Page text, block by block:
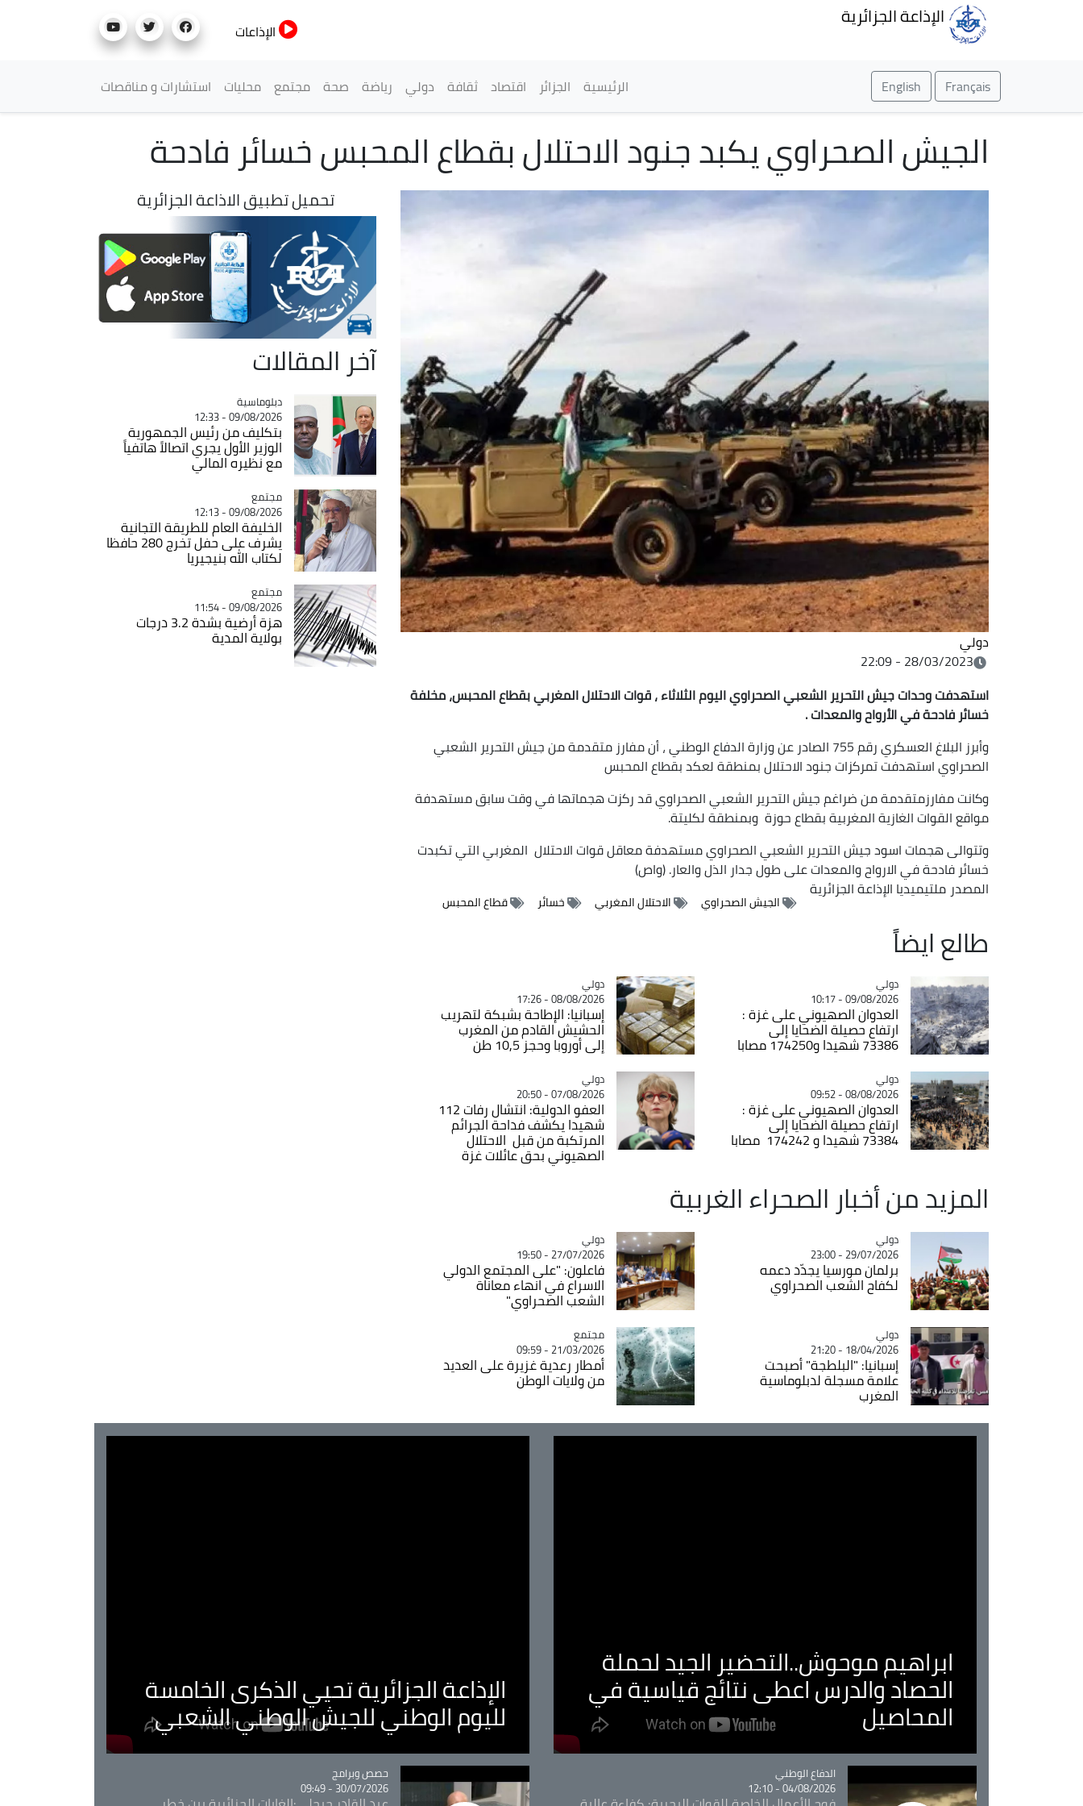
الإذاعة الجزائرية
الإذاعات
Français
English القائمة الرئيسية
الرئيسية الجزائر اقتصاد ثقافة دولي رياضة صحة مجتمع محليات استشارات و مناقصات
الجيش الصحراوي يكبد جنود الاحتلال بقطاع المحبس خسائر فادحة
دولي
28/03/2023 - 22:09
استهدفت وحدات جيش التحرير الشعبي الصحراوي اليوم الثلاثاء ، قوات الاحتلال المغربي بقطاع المحبس، مخلفة
خسائر فادحة في الأرواح والمعدات .
وأبرز البلاغ العسكري رقم 755 الصادر عن وزارة الدفاع الوطني ، أن مفارز متقدمة من جيش التحرير الشعبي
الصحراوي استهدفت تمركزات جنود الاحتلال بمنطقة لعكد بقطاع المحبس
وكانت مفارزمتقدمة من ضراغم جيش التحرير الشعبي الصحراوي قد ركزت هجماتها في وقت سابق مستهدفة
مواقع القوات الغازية المغربية بقطاع حوزة وبمنطقة لكليتة.
وتتوالى هجمات اسود جيش التحرير الشعبي الصحراوي مستهدفة معاقل قوات الاحتلال المغربي التي تكبدت
خسائر فادحة في الارواح والمعدات على طول جدار الذل والعار. (واص)
المصدر ملتيميديا الإذاعة الجزائرية
الجيش الصحراوي الاحتلال المغربي خسائر قطاع المحبس
طالع ايضاً
Catégorie
دولي
09/08/2026 - 10:17
العدوان الصهيوني على غزة :
ارتفاع حصيلة الضحايا إلى
73386 شهيدا و174250 مصابا
Catégorie
دولي
08/08/2026 - 17:26
إسبانيا: الإطاحة بشبكة لتهريب
الحشيش القادم من المغرب
إلى أوروبا وحجز 10,5 طن
Catégorie
دولي
08/08/2026 - 09:52
العدوان الصهيوني على غزة :
ارتفاع حصيلة الضحايا إلى
73384 شهيدا و 174242 مصابا
Catégorie
دولي
07/08/2026 - 20:50
العفو الدولية: انتشال رفات 112
شهيدا يكشف فداحة الجرائم
المرتكبة من قبل الاحتلال
الصهيوني بحق عائلات غزة
المزيد من أخبار الصحراء الغربية
Catégorie
دولي
29/07/2026 - 23:00
برلمان مورسيا يجدّد دعمه
لكفاح الشعب الصحراوي
Catégorie
دولي
27/07/2026 - 19:50
فاعلون: "على المجتمع الدولي
الاسراع في انهاء معاناة
الشعب الصحراوي"
Catégorie
دولي
18/04/2026 - 21:20
إسبانيا: "البلطجة" أصبحت
علامة مسجلة لدبلوماسية
المغرب
Catégorie
مجتمع
21/03/2026 - 09:59
أمطار رعدية غزيرة على العديد
من ولايات الوطن
تحميل تطبيق الاذاعة الجزائرية
آخر المقالات
Catégorie
دبلوماسية
09/08/2026 - 12:33
بتكليف من رئيس الجمهورية
الوزير الأول يجري اتصالاً هاتفياً
مع نظيره المالي
Catégorie
مجتمع
09/08/2026 - 12:13
الخليفة العام للطريقة التجانية
يشرف على حفل تخرج 280 حافظا
لكتاب الله بنيجيريا
Catégorie
مجتمع
09/08/2026 - 11:54
هزة أرضية بشدة 3.2 درجات
بولاية المدية
ابراهيم موحوش..التحضير الجيد لحملة
الحصاد والدرس اعطى نتائج قياسية في
المحاصيل
الإذاعة الجزائرية تحيي الذكرى الخامسة
لليوم الوطني للجيش الوطني الشعبي
Catégorie
الدفاع الوطني
04/08/2026 - 12:10
Catégorie
حصص وبرامج
30/07/2026 - 09:49